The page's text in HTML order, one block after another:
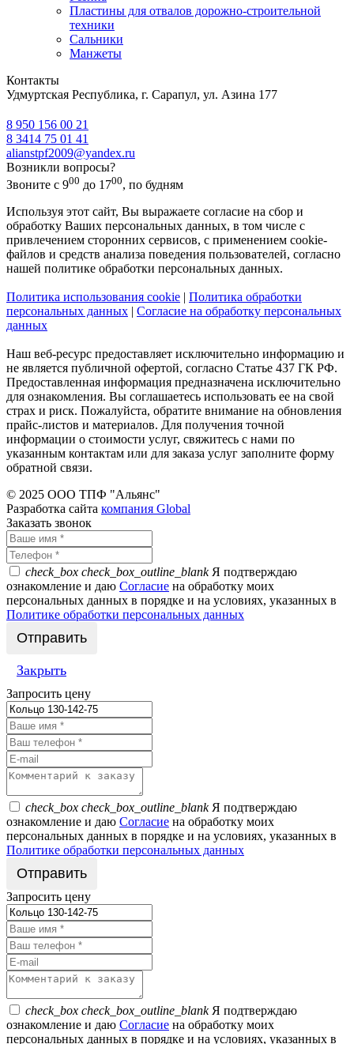
Пластины для отвалов дорожно-строительной
техники
Сальники
Манжеты
Контакты
Удмуртская Республика, г. Сарапул, ул. Азина 177
8 950 156 00 21
8 3414 75 01 41
alianstpf2009@yandex.ru
Возникли вопросы?
Звоните с 900 до 1700, по будням
Используя этот сайт, Вы выражаете согласие на сбор и
обработку Ваших персональных данных, в том числе с
привлечением сторонних сервисов, с применением cookie-
файлов и средств анализа поведения пользователей, согласно
нашей политике обработки персональных данных.
Политика использования cookie
Политика обработки
персональных данных
Согласие на обработку персональных
данных
Наш веб-ресурс предоставляет исключительно информацию и
не является публичной офертой, согласно Статье 437 ГК РФ.
Предоставленная информация предназначена исключительно
для ознакомления. Вы соглашаетесь использовать ее на свой
страх и риск. Пожалуйста, обратите внимание на обновления
прайс-листов и материалов. Для получения точной
информации о стоимости услуг, свяжитесь с нами по
указанным контактам или для заказа услуг заполните форму
обратной связи.
© 2025 ООО ТПФ "Альянс"
Разработка сайта компания Global
Заказать звонок
check_box check_box_outline_blankЯ подтверждаю
ознакомление и даю Согласие на обработку моих
персональных данных в порядке и на условиях, указанных в
Политике обработки персональных данных
Закрыть
Запросить цену
check_box check_box_outline_blankЯ подтверждаю
ознакомление и даю Согласие на обработку моих
персональных данных в порядке и на условиях, указанных в
Политике обработки персональных данных
Запросить цену
check_box check_box_outline_blankЯ подтверждаю
ознакомление и даю Согласие на обработку моих
персональных данных в порядке и на условиях, указанных в